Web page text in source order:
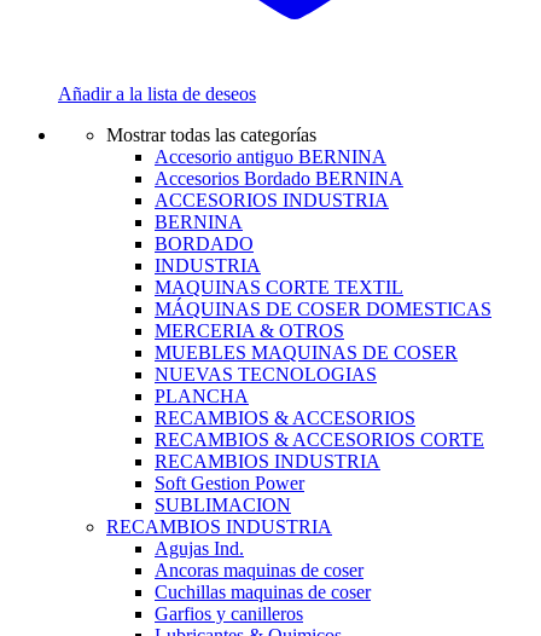
Añadir a la lista de deseos
Mostrar todas las categorías
Accesorio antiguo BERNINA
Accesorios Bordado BERNINA
ACCESORIOS INDUSTRIA
BERNINA
BORDADO
INDUSTRIA
MAQUINAS CORTE TEXTIL
MÁQUINAS DE COSER DOMESTICAS
MERCERIA & OTROS
MUEBLES MAQUINAS DE COSER
NUEVAS TECNOLOGIAS
PLANCHA
RECAMBIOS & ACCESORIOS
RECAMBIOS & ACCESORIOS CORTE
RECAMBIOS INDUSTRIA
Soft Gestion Power
SUBLIMACION
RECAMBIOS INDUSTRIA
Agujas Ind.
Ancoras maquinas de coser
Cuchillas maquinas de coser
Garfios y canilleros